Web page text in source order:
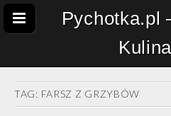
Pychotka.pl
TAG: FARSZ Z GRZYBÓW